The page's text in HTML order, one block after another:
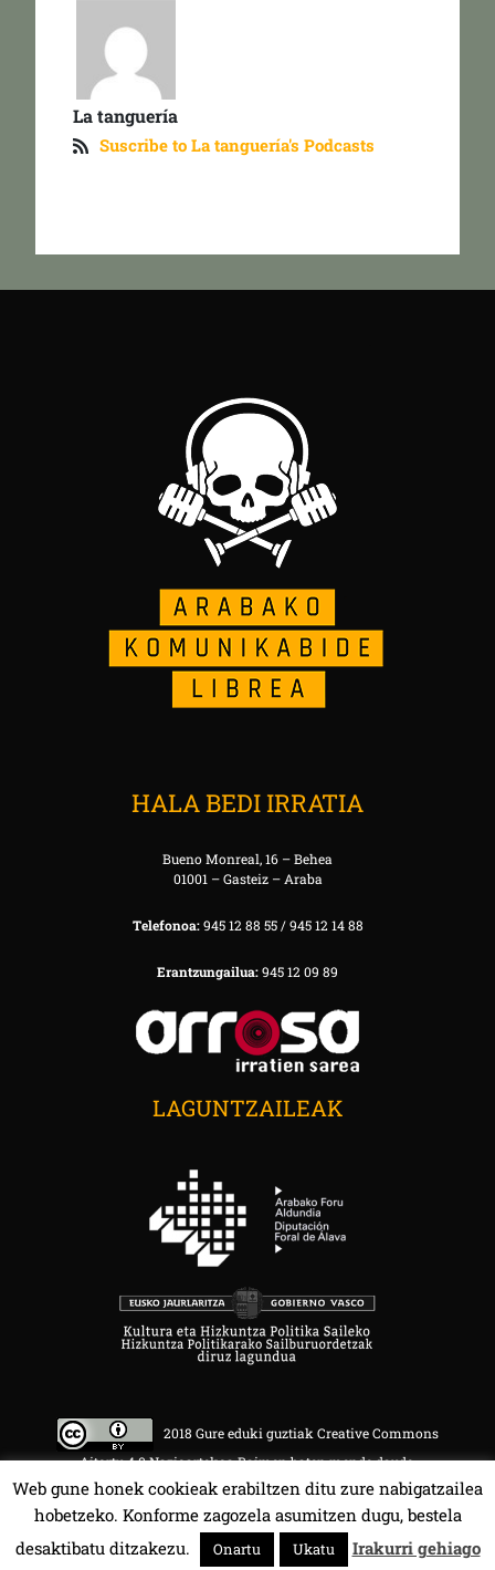
La tanguería
Suscribe to La tanguería's Podcasts
HALA BEDI IRRATIA
Bueno Monreal, 16 – Behea
01001 – Gasteiz – Araba
Telefonoa:945 12 88 55 / 945 12 14 88
Erantzungailua:945 12 09 89
LAGUNTZAILEAK
2018 Gure eduki guztiak Creative Commons
Aitortu 4.0 Nazioartekoa Baimen baten mende daude.
HALA BEDI BAT 107.4 MHz.
Web gune honek cookieak erabiltzen ditu zure nabigatzailea
hobetzeko. Konforme zagozela asumitzen dugu, bestela
desaktibatu ditzakezu.
Onartu Ukatu Irakurri gehiago